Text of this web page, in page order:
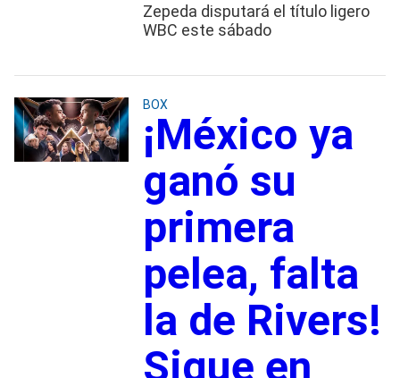
Zepeda disputará el título ligero
WBC este sábado
BOX
¡México ya
ganó su
primera
pelea, falta
la de Rivers!
Sigue en